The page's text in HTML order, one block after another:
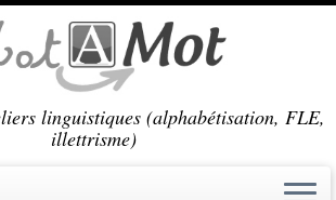
linguistiques (alphabétisation, FLE,
illettrisme)